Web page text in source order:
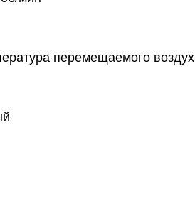
перемещаемого